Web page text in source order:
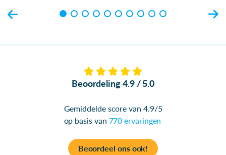
Beoordeling 4.9 / 5.0
Gemiddelde score van 4.9/5
op basis van 770 ervaringen
Beoordeel ons ook!